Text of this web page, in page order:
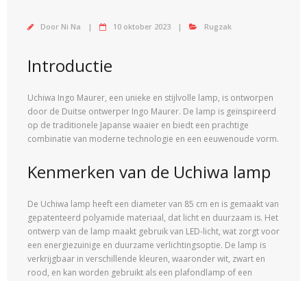
Door Ni Na 10 oktober 2023 Rugzak
Introductie
Uchiwa Ingo Maurer, een unieke en stijlvolle lamp, is ontworpen
door de Duitse ontwerper Ingo Maurer. De lamp is geïnspireerd
op de traditionele Japanse waaier en biedt een prachtige
combinatie van moderne technologie en een eeuwenoude vorm.
Kenmerken van de Uchiwa lamp
De Uchiwa lamp heeft een diameter van 85 cm en is gemaakt van
gepatenteerd polyamide materiaal, dat licht en duurzaam is. Het
ontwerp van de lamp maakt gebruik van LED-licht, wat zorgt voor
een energiezuinige en duurzame verlichtingsoptie. De lamp is
verkrijgbaar in verschillende kleuren, waaronder wit, zwart en
rood, en kan worden gebruikt als een plafondlamp of een